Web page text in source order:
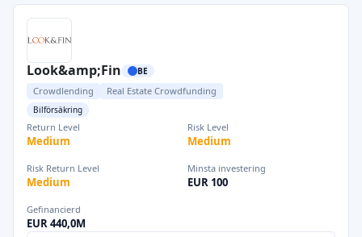
Look&amp;Fin BE
Crowdlending Real Estate Crowdfunding
Bilförsäkring
Return Level
Medium
Risk Level
Medium
Risk Return Level
Medium
Minsta investering
EUR 100
Gefinancierd
EUR 440,0M